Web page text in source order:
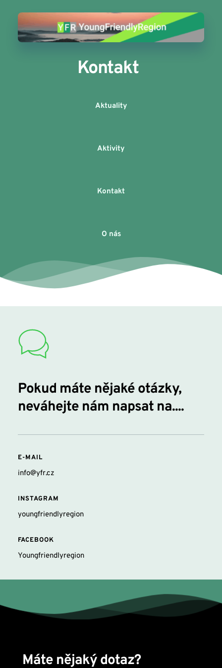
Kontakt
Aktuality
Aktivity
Kontakt
O nás
Pokud máte nějaké otázky,
neváhejte nám napsat na....
E-MAIL
info@yfr.cz
INSTAGRAM
youngfriendlyregion
FACEBOOK
Youngfriendlyregion
Máte nějaký dotaz?